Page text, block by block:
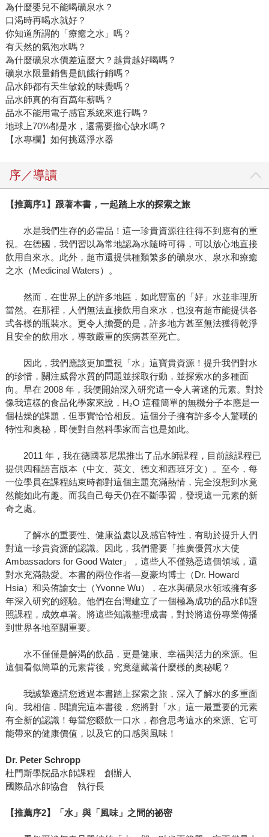
為什麼嬰兒不能喝礦泉水？
口渴時再喝水就好？
你知道所謂的「療癒之水」嗎？
有天然的氣泡水嗎？
為什麼礦泉水價差這麼大？越貴越好喝嗎？
礦泉水限量銷售是飢餓行銷嗎？
品水師都有天生敏銳的味覺嗎？
品水師真的有百萬年薪嗎？
品水不能用電子感官系統來進行嗎？
地球上70%都是水，還需要擔心缺水嗎？
【水專欄】如何挑選淨水器
序／導讀
【推薦序1】跟著本書，一起踏上水的探索之旅
水是我們生存的必需品！這一珍貴資源往往得不到應有的重
視。在德國，我們習以為常地認為水隨時可得，可以放心地直接
飲用自來水。此外，超市還提供種類繁多的礦泉水、泉水和療癒
之水（Medicinal Waters）。
然而，在世界上的許多地區，如此豐富的「好」水並非理所
當然。在那裡，人們無法直接飲用自來水，也沒有超市能提供各
式各樣的瓶裝水。更令人擔憂的是，許多地方甚至無法獲得乾淨
且安全的飲用水，導致嚴重的疾病甚至死亡。
因此，我們應該更加重視「水」這寶貴資源！提升我們對水
的珍惜，關注威脅水質的問題並採取行動，並探索水的多種面
向。早在 2008 年，我便開始深入研究這一令人著迷的元素。對於
像我這樣的食品化學家來說，H₂O 這種簡單的無機分子本應是一
個枯燥的課題，但事實恰恰相反。這個分子擁有許多令人驚嘆的
特性和奧秘，即便對自然科學家而言也是如此。
2011 年，我在德國慕尼黑推出了品水師課程，目前該課程已
提供四種語言版本（中文、英文、德文和西班牙文）。至今，每
一位學員在課程結束時都對這個主題充滿熱情，完全沒想到水竟
然能如此有趣。而我自己每天仍在不斷學習，發現這一元素的新
奇之處。
了解水的重要性、健康益處以及感官特性，有助於提升人們
對這一珍貴資源的認識。因此，我們需要「推廣優質水大使
Ambassadors for Good Water」，這些人不僅熟悉這個領域，還
對水充滿熱愛。本書的兩位作者—夏豪均博士（Dr. Howard
Hsia）和吳侑諭女士（Yvonne Wu），在水與礦泉水領域擁有多
年深入研究的經驗。他們在台灣建立了一個極為成功的品水師證
照課程，成效卓著。將這些知識整理成書，對於將這份專業傳播
到世界各地至關重要。
水不僅僅是解渴的飲品，更是健康、幸福與活力的來源。但
這個看似簡單的元素背後，究竟蘊藏著什麼樣的奧秘呢？
我誠摯邀請您透過本書踏上探索之旅，深入了解水的多重面
向。我相信，閱讀完這本書後，您將對「水」這一最重要的元素
有全新的認識！每當您啜飲一口水，都會思考這水的來源、它可
能帶來的健康價值，以及它的口感與風味！
Dr. Peter Schropp
杜門斯學院品水師課程 創辦人
國際品水師協會 執行長
【推薦序2】「水」與「風味」之間的祕密